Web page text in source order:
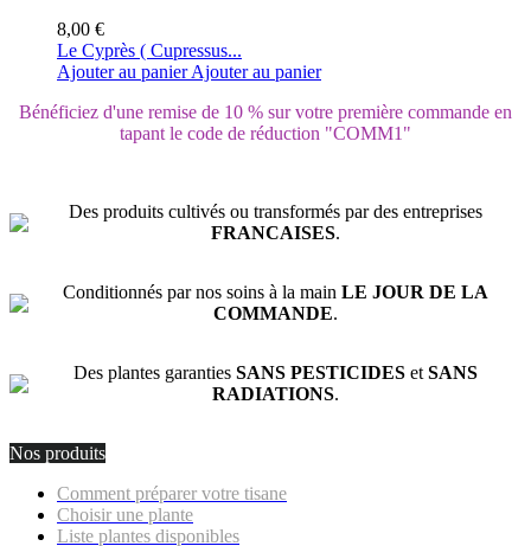
8,00 €
Le Cyprès ( Cupressus...
Ajouter au panier Ajouter au panier
Bénéficiez d'une remise de 10 % sur votre première commande en
tapant le code de réduction "COMM1"
Des produits cultivés ou transformés par des entreprises
FRANCAISES.
Conditionnés par nos soins à la main LE JOUR DE LA
COMMANDE.
Des plantes garanties SANS PESTICIDESet SANS
RADIATIONS.
Nos produits
Comment préparer votre tisane
Choisir une plante
Liste plantes disponibles